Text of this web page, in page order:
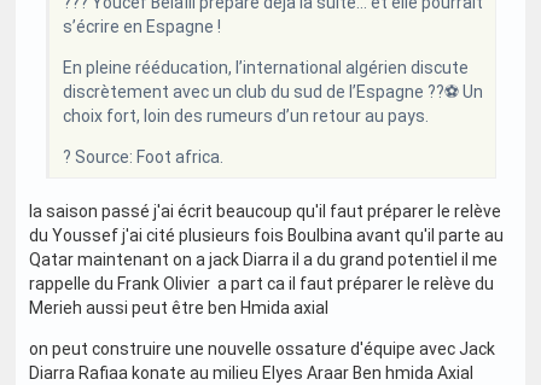
s’écrire en Espagne !
En pleine rééducation, l’international algérien discute
discrètement avec un club du sud de l’Espagne ??⚽ Un
choix fort, loin des rumeurs d’un retour au pays.
? Source: Foot africa.
la saison passé j'ai écrit beaucoup qu'il faut préparer le relève
du Youssef j'ai cité plusieurs fois Boulbina avant qu'il parte au
Qatar maintenant on a jack Diarra il a du grand potentiel il me
rappelle du Frank Olivier a part ca il faut préparer le relève du
Merieh aussi peut être ben Hmida axial
on peut construire une nouvelle ossature d'équipe avec Jack
Diarra Rafiaa konate au milieu Elyes Araar Ben hmida Axial